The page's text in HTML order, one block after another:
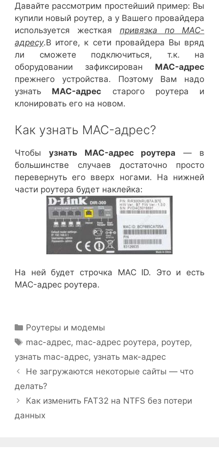
Давайте рассмотрим простейший пример: Вы
купили новый роутер, а у Вашего провайдера
используется жесткая привязка по MAC-
адресу.В итоге, к сети провайдера Вы вряд
ли сможете подключиться, т.к. на
оборудовании зафиксирован MAC-адрес
прежнего устройства. Поэтому Вам надо
узнать MAC-адрес старого роутера и
клонировать его на новом.
Как узнать MAC-адрес?
Чтобы узнать MAC-адрес роутера — в
большинстве случаев достаточно просто
перевернуть его вверх ногами. На нижней
части роутера будет наклейка:
На ней будет строчка MAC ID. Это и есть
MAC-адрес роутера.
Рубрики
Роутеры и модемы
Метки
mac-адрес, mac-адрес роутера, роутер,
узнать mac-адрес, узнать мак-адрес
Не загружаются некоторые сайты — что
делать?
Как изменить FAT32 на NTFS без потери
данных